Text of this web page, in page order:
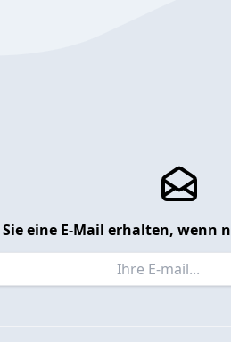
eine E-Mail erhalten, wenn